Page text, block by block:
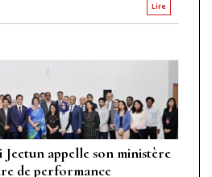
Lire
appelle son ministère
de performance